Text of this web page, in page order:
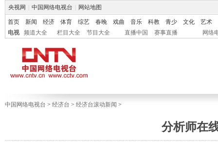
央视网 中国网络电视台 网站地图
首页 新闻 经济 体育 综艺 春晚 戏曲 音乐 科教 青少 文化
艺术
电视
频道大全 栏目大全 节目大全 直播中国 赛事直播 网络
中国网络电视台 > 经济台 > 经济台滚动新闻 >
分析师在